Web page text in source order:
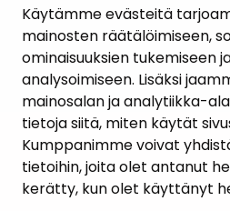
Käytämme evästeitä
mainosten räätälöimiseen,
ominaisuuksien tukemiseen
analysoimiseen. Lisäksi
mainosalan ja analytiikka-
tietoja siitä, miten käytät
Kumppanimme voivat
tietoihin, joita olet antanut
kerätty, kun olet käyttänyt